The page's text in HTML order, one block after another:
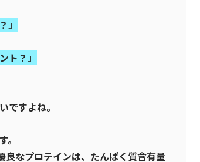
」
ト？」
ですよね。
。
なプロテインは、 たんぱく質含有量